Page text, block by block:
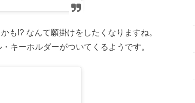
も!? なんて願掛けをしたくなりますね。
キーホルダーがついてくるようです。